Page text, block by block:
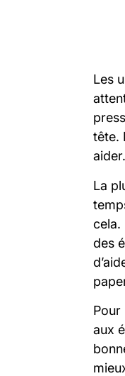
Les
tête.
aider.
La
cela.
des
Pour
aux